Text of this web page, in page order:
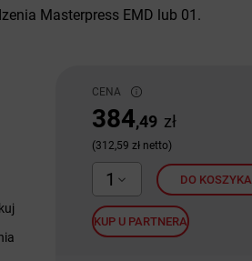
CENA
384,49 zł
(312,59 zł netto)
1 DO KOSZYKA
KUP U PARTNERA
Masterpress EMD lub 01.